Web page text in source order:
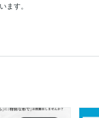
ます。
ことができます。